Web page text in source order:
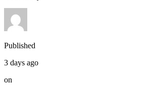
Published
3 days ago
on